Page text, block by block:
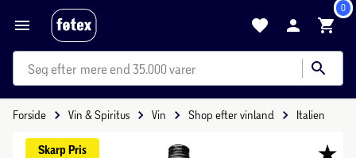
0
mere end 35.000 varer
Forside Vin & Spiritus Vin Shop efter vinland Italien
Skarp Pris